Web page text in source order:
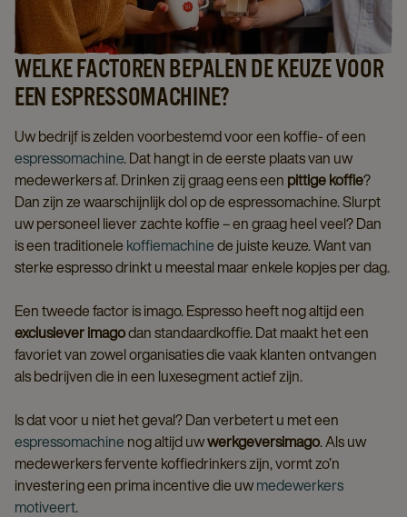
WELKE FACTOREN BEPALEN DE KEUZE VOOR
EEN ESPRESSOMACHINE?
Uw bedrijf is zelden voorbestemd voor een koffie- of een
espressomachine. Dat hangt in de eerste plaats van uw
medewerkers af. Drinken zij graag eens een pittige koffie?
Dan zijn ze waarschijnlijk dol op de espressomachine. Slurpt
uw personeel liever zachte koffie – en graag heel veel? Dan
is een traditionele koffiemachinede juiste keuze. Want van
sterke espresso drinkt u meestal maar enkele kopjes per dag.
Een tweede factor is imago. Espresso heeft nog altijd een
exclusiever imagodan standaardkoffie. Dat maakt het een
favoriet van zowel organisaties die vaak klanten ontvangen
als bedrijven die in een luxesegment actief zijn.
Is dat voor u niet het geval? Dan verbetert u met een
espressomachine nog altijd uwwerkgeversimago. Als uw
medewerkers fervente koffiedrinkers zijn, vormt zo’n
investering een prima incentive die uwmedewerkers
motiveert.